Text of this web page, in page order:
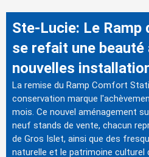
Ste-Lucie: Le Ramp
se refait une beauté
nouvelles
La remise du Ramp Comfort
conservation marque
mois. Ce nouvel aménagement
neuf stands de vente, chacun
de Gros Islet, ainsi que des
naturelle et le patrimoine culturel